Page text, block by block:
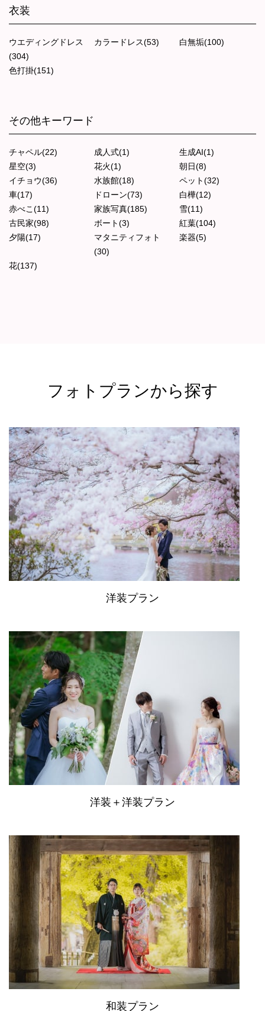
衣装
ウエディングドレス
(304)
カラードレス(53) 白無垢(100)
色打掛(151)
その他キーワード
チャペル(22) 成人式(1)
生成AI(1)
星空(3)
花火(1)
朝日(8)
イチョウ(36)
水族館(18)
ペット(32)
車(17)
ドローン(73)
白樺(12)
赤べこ(11)
家族写真(185)
雪(11)
古民家(98)
ボート(3)
紅葉(104)
夕陽(17)
マタニティフォト
(30)
楽器(5)
花(137)
フォトプランから探す
洋装プラン
洋装＋洋装プラン
和装プラン